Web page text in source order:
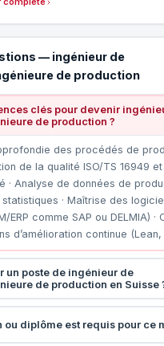
— ingénieur de
de production
clés pour devenir
de production ?
des procédés de
de la qualité ISO/TS 16949
· Analyse de données de
statistiques · Maîtrise des
ERP comme SAP ou DELMIA) ·
d’amélioration continue (Lean,
un poste de ingénieur de
de production en Suisse
ou diplôme est requis pour ce